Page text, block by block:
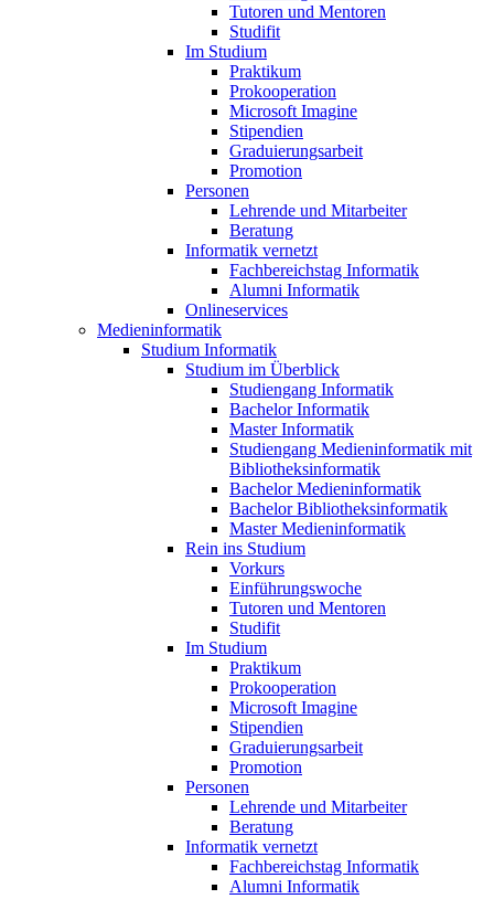
Tutoren und Mentoren
Studifit
Im Studium
Praktikum
Prokooperation
Microsoft Imagine
Stipendien
Graduierungsarbeit
Promotion
Personen
Lehrende und Mitarbeiter
Beratung
Informatik vernetzt
Fachbereichstag Informatik
Alumni Informatik
Onlineservices
Medieninformatik
Studium Informatik
Studium im Überblick
Studiengang Informatik
Bachelor Informatik
Master Informatik
Studiengang Medieninformatik mit
Bibliotheksinformatik
Bachelor Medieninformatik
Bachelor Bibliotheksinformatik
Master Medieninformatik
Rein ins Studium
Vorkurs
Einführungswoche
Tutoren und Mentoren
Studifit
Im Studium
Praktikum
Prokooperation
Microsoft Imagine
Stipendien
Graduierungsarbeit
Promotion
Personen
Lehrende und Mitarbeiter
Beratung
Informatik vernetzt
Fachbereichstag Informatik
Alumni Informatik